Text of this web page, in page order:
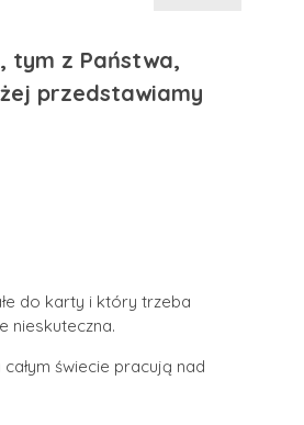
tym z Państwa,
przedstawiamy
do karty i który trzeba
nieskuteczna.
świecie pracują nad